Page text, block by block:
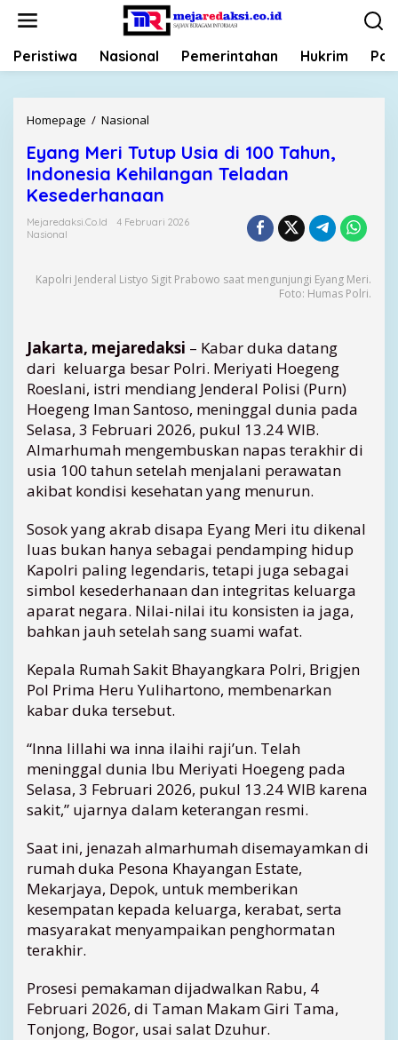
Peristiwa Nasional Pemerintahan Hukrim
Homepage / Nasional
a
n
g
e
T
p
U
s
i
a
d
i
1
0
T
a
h
u
n
,
I
d
o
n
i
a
K
e
i
l
a
n
g
a
e
a
Eyang Meri Tutup Usia di 100 Tahun,
Indonesia Kehilangan Teladan
Kesederhanaan
Mejaredaksi.co.id
4 Februari 2026
Nasional
Kapolri Jenderal Listyo Sigit Prabowo saat mengunjungi Eyang Meri.
Foto: Humas Polri.
Jakarta, mejaredaksi – Kabar duka datang
dari keluarga besar Polri. Meriyati Hoegeng
Roeslani, istri mendiang Jenderal Polisi (Purn)
Hoegeng Iman Santoso, meninggal dunia pada
Selasa, 3 Februari 2026, pukul 13.24 WIB.
Almarhumah mengembuskan napas terakhir di
usia 100 tahun setelah menjalani perawatan
akibat kondisi kesehatan yang menurun.
Sosok yang akrab disapa Eyang Meri itu dikenal
luas bukan hanya sebagai pendamping hidup
Kapolri paling legendaris, tetapi juga sebagai
simbol kesederhanaan dan integritas keluarga
aparat negara. Nilai-nilai itu konsisten ia jaga,
bahkan jauh setelah sang suami wafat.
Kepala Rumah Sakit Bhayangkara Polri, Brigjen
Pol Prima Heru Yulihartono, membenarkan
kabar duka tersebut.
“Inna lillahi wa inna ilaihi raji’un. Telah
meninggal dunia Ibu Meriyati Hoegeng pada
Selasa, 3 Februari 2026, pukul 13.24 WIB karena
sakit,” ujarnya dalam keterangan resmi.
Saat ini, jenazah almarhumah disemayamkan di
rumah duka Pesona Khayangan Estate,
Mekarjaya, Depok, untuk memberikan
kesempatan kepada keluarga, kerabat, serta
masyarakat menyampaikan penghormatan
terakhir.
Prosesi pemakaman dijadwalkan Rabu, 4
Februari 2026, di Taman Makam Giri Tama,
Tonjong, Bogor, usai salat Dzuhur.